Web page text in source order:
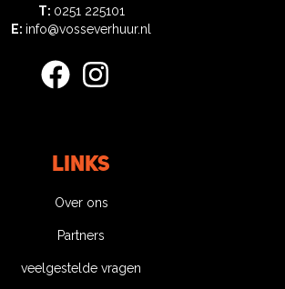
T: 0251 225101
E: info@vosseverhuur.nl
Links
Over ons
Partners
veelgestelde vragen